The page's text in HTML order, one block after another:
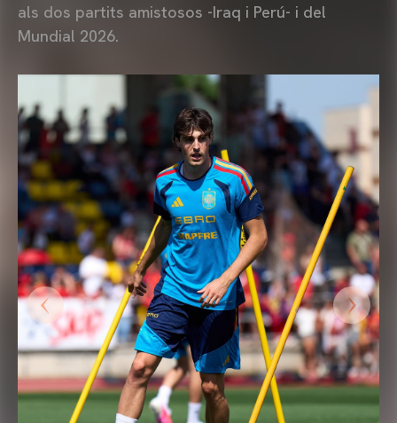
als dos partits amistosos -Iraq i Perú- i del
Mundial 2026.